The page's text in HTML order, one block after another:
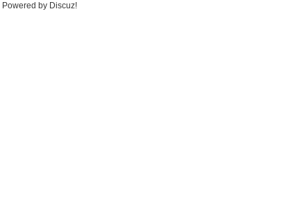
Powered by Discuz!